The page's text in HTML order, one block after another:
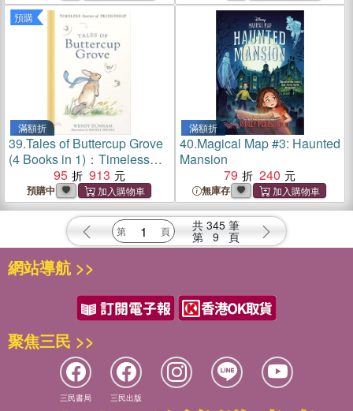
預購
滿額折
39.Tales of Buttercup Grove
(4 Books in 1)：Timeless
Stories of Friendship
95 913
預購中
滿額折
40.Magical Map #3: Haunted
Mansion
79
240
無庫存
共 345 筆
第 9 頁
網站導航 >>
聚焦三民 >>
三民書局 三民出版